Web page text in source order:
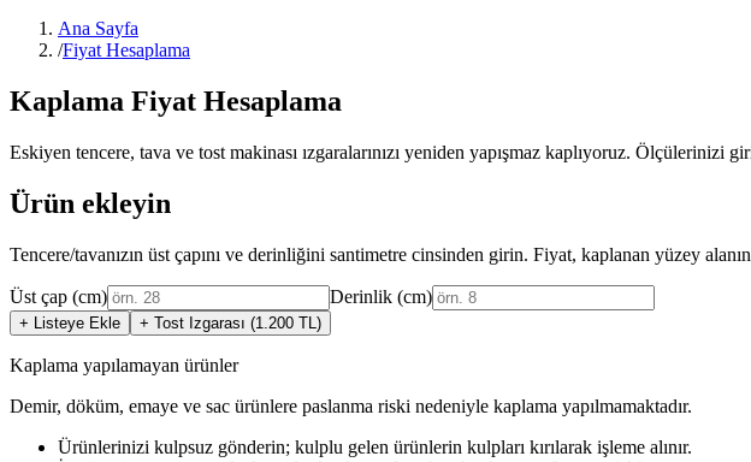
Ana Sayfa
/Fiyat Hesaplama
Kaplama Fiyat Hesaplama
Eskiyen tencere, tava ve tost makinası ızgaralarınızı yeniden yapışmaz kaplıyoruz. Ölçülerinizi
Ürün ekleyin
Tencere/tavanızın üst çapını ve derinliğini santimetre cinsinden girin. Fiyat, kaplanan yüzey
Üst çap (cm) Derinlik (cm)
+ Listeye Ekle + Tost Izgarası (1.200 TL)
Kaplama yapılamayan ürünler
Demir, döküm, emaye ve sac ürünlere paslanma riski nedeniyle kaplama yapılmamaktadır.
Ürünlerinizi kulpsuz gönderin; kulplu gelen ürünlerin kulpları kırılarak işleme alınır.